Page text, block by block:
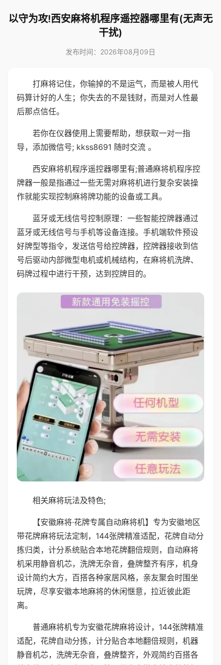
以守为攻!西安麻将机程序遥控器哪里有(无声无
干扰)
发布时间：2026年08月09日
打麻将记住，你输掉的不是运气，而是被人用代
码算计好的人生；你失去的不是钱财，而是对人性最
后那点信任。
若你在仪器使用上需要帮助，想获取一对一指
导，添加微信号; kkss8691 随时交流 。
西安麻将机程序遥控器哪里有;普通麻将机程序控
牌器一般是指通过一些无需对麻将机进行复杂安装操
作就能实现控制麻将牌功能的设备或工具。
蓝牙或无线信号控制原理：一些智能控牌器通过
蓝牙或无线信号与手机等设备连接。手机端软件预设
好牌型等指令，发送信号给控牌器，控牌器接收到信
号后驱动内部微型电机或机械结构，在麻将机洗牌、
码牌过程中进行干预，达到控牌目的。
相关麻将玩法及特色;
【安徽麻将·花牌专属自动麻将机】专为安徽地区
带花牌麻将玩法定制，144张牌精准适配，花牌自动分
拣归类，计分系统贴合本地花牌翻倍规则，自动麻将
机采用静音机芯，洗牌无杂音，叠牌整齐有序，机身
设计简约大方，百搭各种家居风格，亲友聚会时围坐
玩牌，尽享安徽本地麻将的休闲惬意，拉近彼此距
离。
普通麻将机专为安徽花牌麻将设计，144张牌精准
适配，花牌自动分拣，计分贴合本地翻倍规则，机器
静音机芯，洗牌无杂音，叠牌整齐，外观简约百搭各